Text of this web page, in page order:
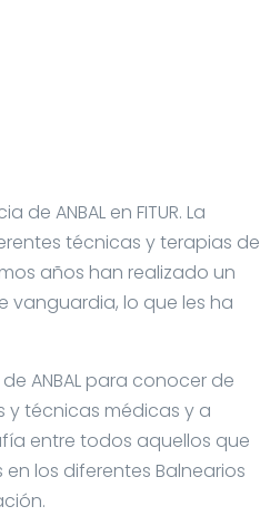
ANBAL en FITUR. La
técnicas y terapias de
años han realizado un
vanguardia, lo que les ha
ANBAL para conocer de
y técnicas médicas y a
entre todos aquellos que
los diferentes Balnearios